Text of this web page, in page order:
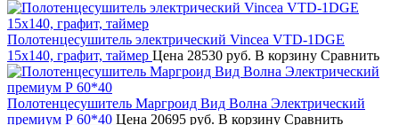
Полотенцесушитель электрический Vincea VTD-1DGE
15х140, графит, таймер Цена 28530 руб. В корзину Сравнить
Полотенцесушитель Маргроид Вид Волна Электрический
премиум Р 60*40 Цена 20695 руб. В корзину Сравнить